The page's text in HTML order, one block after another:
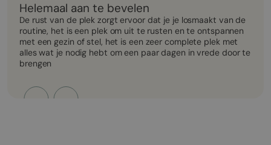
Helemaal aan te bevelen
De rust van de plek zorgt ervoor dat je je losmaakt van de
routine, het is een plek om uit te rusten en te ontspannen
met een gezin of stel, het is een zeer complete plek met
alles wat je nodig hebt om een paar dagen in vrede door te
brengen